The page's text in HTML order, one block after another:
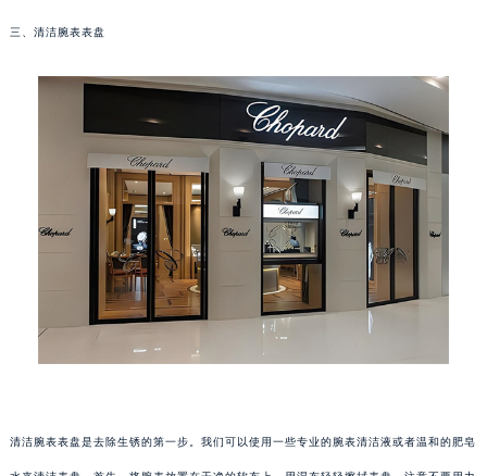
三、清洁腕表表盘
清洁腕表表盘是去除生锈的第一步。我们可以使用一些专业的腕表清洁液或者温和的肥皂